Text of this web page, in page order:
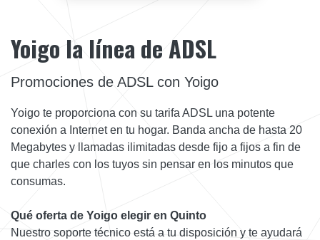
Yoigo la línea de ADSL
Promociones de ADSL con Yoigo
Yoigo te proporciona con su tarifa ADSL una potente
conexión a Internet en tu hogar. Banda ancha de hasta 20
Megabytes y llamadas ilimitadas desde fijo a fijos a fin de
que charles con los tuyos sin pensar en los minutos que
consumas.
Qué oferta de Yoigo elegir en Quinto
Nuestro soporte técnico está a tu disposición y te ayudará